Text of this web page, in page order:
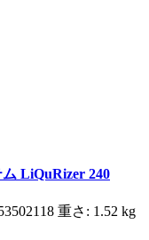
LiQuRizer 240
重さ: 1.52 kg